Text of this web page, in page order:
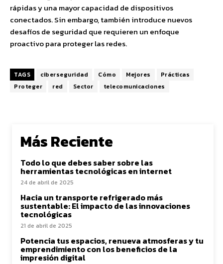
rápidas y una mayor capacidad de dispositivos
conectados. Sin embargo, también introduce nuevos
desafíos de seguridad que requieren un enfoque
proactivo para proteger las redes.
TAGS ciberseguridad Cómo Mejores
Prácticas
Proteger
red Sector telecomunicaciones
Más Reciente
Todo lo que debes saber sobre las
herramientas tecnológicas en internet
24 de abril de 2025
Hacia un transporte refrigerado más
sustentable: El impacto de las innovaciones
tecnológicas
21 de abril de 2025
Potencia tus espacios, renueva atmosferas y tu
emprendimiento con los beneficios de la
impresión digital